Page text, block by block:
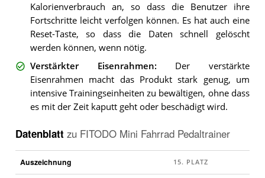
Kalorienverbrauch an, so dass die Benutzer ihre
Fortschritte leicht verfolgen können. Es hat auch eine
Reset-Taste, so dass die Daten schnell gelöscht
werden können, wenn nötig.
Verstärkter Eisenrahmen: Der verstärkte
Eisenrahmen macht das Produkt stark genug, um
intensive Trainingseinheiten zu bewältigen, ohne dass
es mit der Zeit kaputt geht oder beschädigt wird.
Datenblatt zu FITODO Mini Fahrrad Pedaltrainer
Auszeichnung